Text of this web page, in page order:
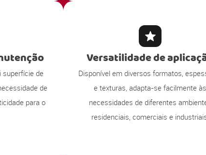
superfície de
de
para o
Versatilidade de
Disponível em diversos formatos,
e texturas, adapta-se facilmente às
necessidades de diferentes
residenciais, comerciais e